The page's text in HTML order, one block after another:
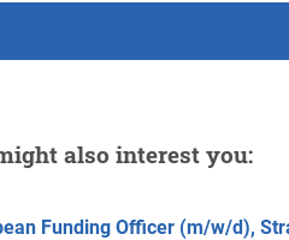
also interest you:
Funding Officer (m/w/d),